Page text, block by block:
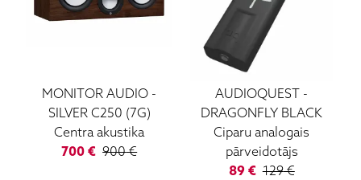
MONITOR AUDIO -
SILVER C250 (7G)
Centra akustika
700 € 900€
AUDIOQUEST -
DRAGONFLY BLACK
Ciparu analogais
pārveidotājs
89€ 129€